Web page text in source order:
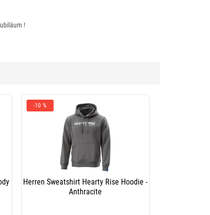
!
-10 %
Herren Sweatshirt Hearty Rise Hoodie -
Anthracite